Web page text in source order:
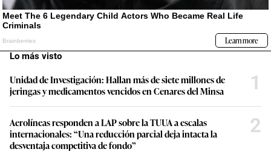
Lo más visto
Unidad de Investigación: Hallan más de siete millones de
jeringas y medicamentos vencidos en Cenares del Minsa
1
Aerolíneas responden a LAP sobre la TUUA a escalas
internacionales: “Una reducción parcial deja intacta la
desventaja competitiva de fondo”
2